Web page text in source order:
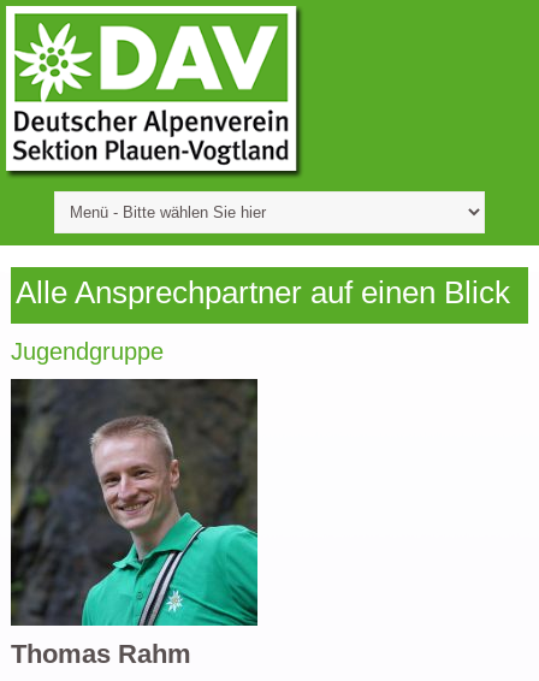
Alle Ansprechpartner auf einen Blick
Jugendgruppe
Thomas Rahm